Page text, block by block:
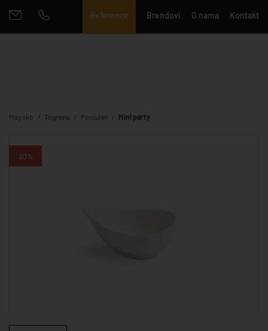
Reference Brendovi O nama Kontakt
Mayoko Tognana Porculan Mini party
20%